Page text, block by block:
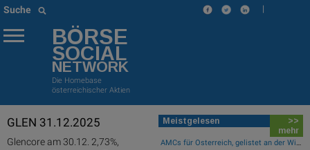
Suche |
BÖRSE
SOCIAL
NETWORK
Die Homebase
österreichischer Aktien
GLEN 31.12.2025
Glencore am 30.12. 2,73%,
Meistgelesen
>>
mehr
AMCs für Österreich, gelistet an der Wiener Börse